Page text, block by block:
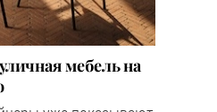
мебель на